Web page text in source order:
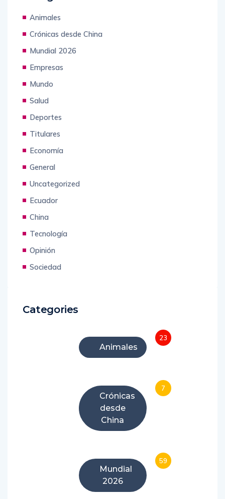
Animales
Crónicas desde China
Mundial 2026
Empresas
Mundo
Salud
Deportes
Titulares
Economía
General
Uncategorized
Ecuador
China
Tecnología
Opinión
Sociedad
Categories
Animales
23
Crónicas
desde
China
7
Mundial
2026
59